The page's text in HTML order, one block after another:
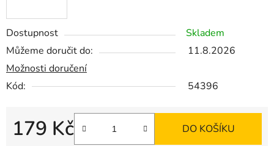
Dostupnost
Skladem
Můžeme doručit do:
11.8.2026
Možnosti doručení
Kód:
54396
179 Kč DO KOŠÍKU